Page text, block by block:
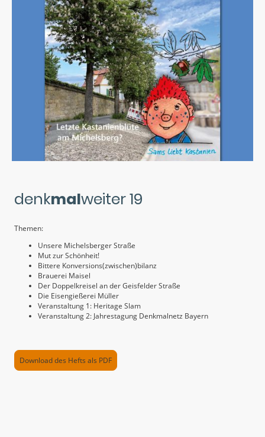
denkmalweiter 19
Themen:
Unsere Michelsberger Straße
Mut zur Schönheit!
Bittere Konversions(zwischen)bilanz
Brauerei Maisel
Der Doppelkreisel an der Geisfelder Straße
Die Eisengießerei Müller
Veranstaltung 1: Heritage Slam
Veranstaltung 2: Jahrestagung Denkmalnetz Bayern
Download des Hefts als PDF